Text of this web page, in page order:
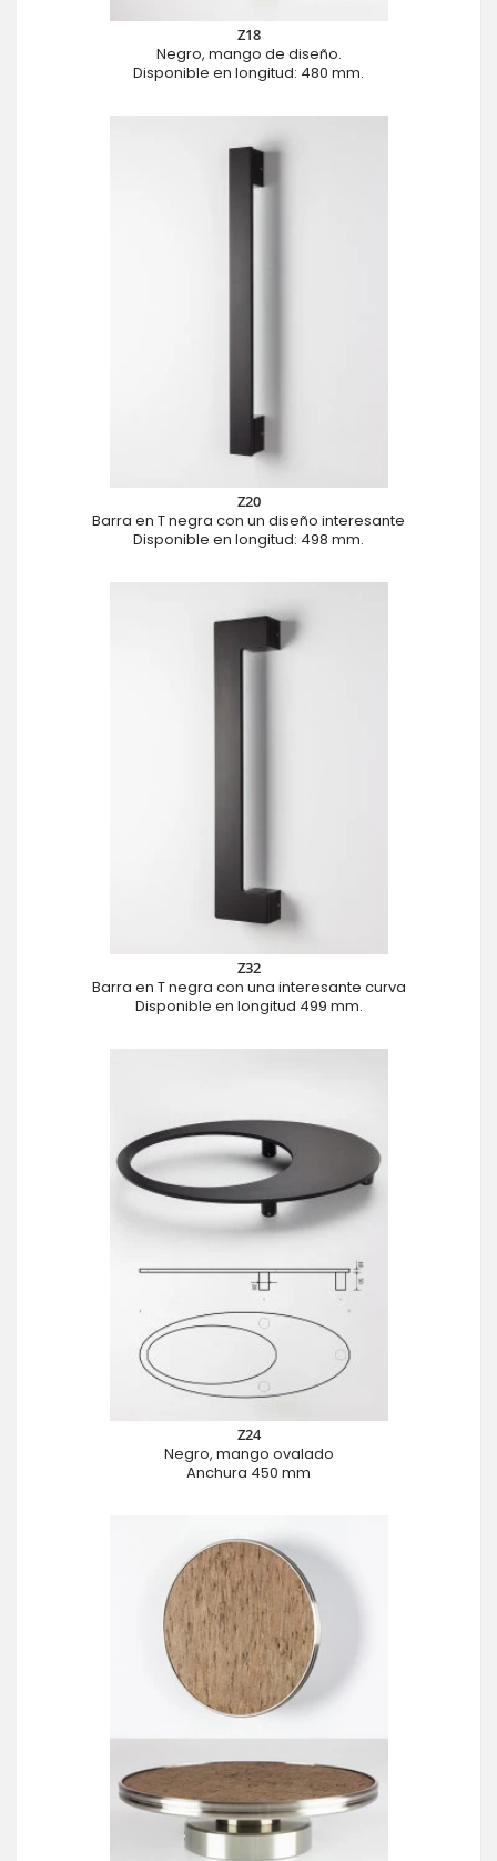
Z18
Negro, mango de diseño.
Disponible en longitud: 480 mm.
Z20
Barra en T negra con un diseño interesante
Disponible en longitud: 498 mm.
Z32
Barra en T negra con una interesante curva
Disponible en longitud 499 mm.
Z24
Negro, mango ovalado
Anchura 450 mm